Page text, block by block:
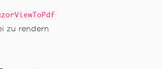
zu rendern